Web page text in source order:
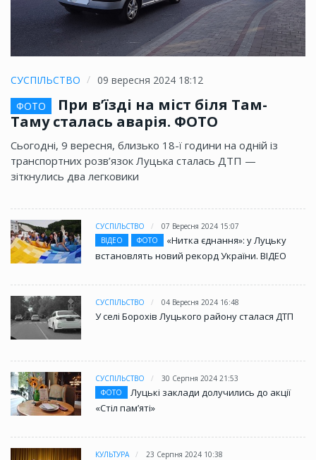
СУСПІЛЬСТВО
09 вересня 2024 18:12
ФОТО
При в’їзді на міст біля Там-
Таму сталась аварія. ФОТО
Сьогодні, 9 вересня, близько 18-ї години на одній із
транспортних розв’язок Луцька сталась ДТП —
зіткнулись два легковики
СУСПІЛЬСТВО
07 Вересня 2024 15:07
ВІДЕО
ФОТО
«Нитка єднання»: у Луцьку
встановлять новий рекорд України. ВІДЕО
СУСПІЛЬСТВО 04 Вересня 2024 16:48
У селі Борохів Луцького району сталася ДТП
СУСПІЛЬСТВО
30 Серпня 2024 21:53
ФОТО
Луцькі заклади долучились до акції
«Стіл памʼяті»
КУЛЬТУРА
23 Серпня 2024 10:38